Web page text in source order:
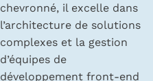
chevronné, il excelle dans
l’architecture de solutions
complexes et la gestion
d’équipes de
développement front-end